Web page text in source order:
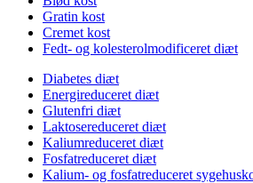
Gratin kost
Cremet kost
Fedt- og kolesterolmodificeret diæt
Diabetes diæt
Energireduceret diæt
Glutenfri diæt
Laktosereduceret diæt
Kaliumreduceret diæt
Fosfatreduceret diæt
Kalium- og fosfatreduceret